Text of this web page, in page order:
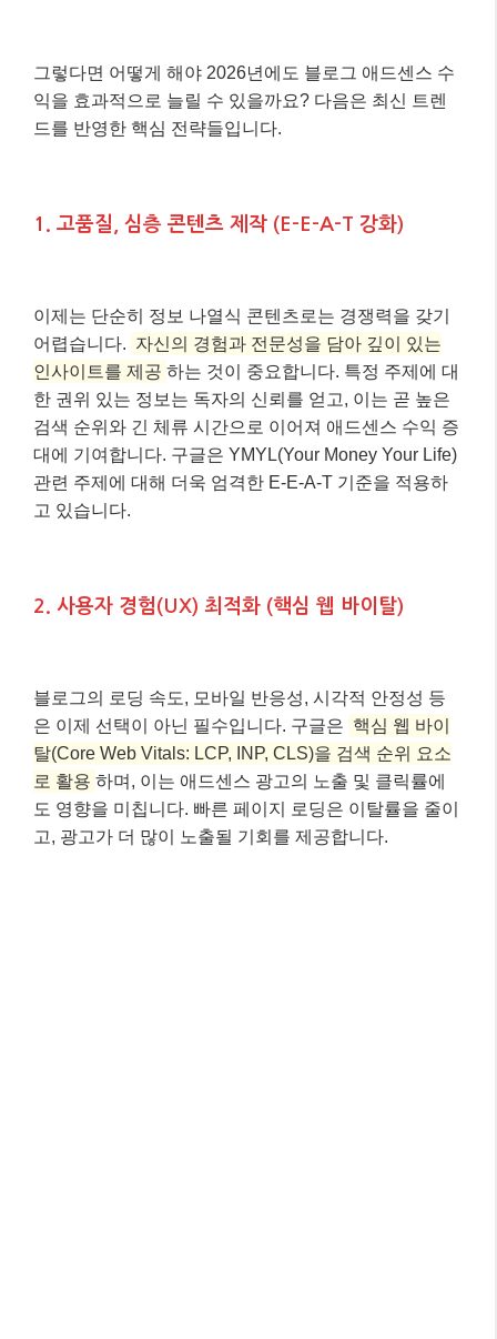
그렇다면 어떻게 해야 2026년에도 블로그 애드센스 수
익을 효과적으로 늘릴 수 있을까요? 다음은 최신 트렌
드를 반영한 핵심 전략들입니다.
1. 고품질, 심층 콘텐츠 제작 (E-E-A-T 강화)
이제는 단순히 정보 나열식 콘텐츠로는 경쟁력을 갖기
어렵습니다. 자신의 경험과 전문성을 담아 깊이 있는
인사이트를 제공 하는 것이 중요합니다. 특정 주제에 대
한 권위 있는 정보는 독자의 신뢰를 얻고, 이는 곧 높은
검색 순위와 긴 체류 시간으로 이어져 애드센스 수익 증
대에 기여합니다. 구글은 YMYL(Your Money Your Life)
관련 주제에 대해 더욱 엄격한 E-E-A-T 기준을 적용하
고 있습니다.
2. 사용자 경험(UX) 최적화 (핵심 웹 바이탈)
블로그의 로딩 속도, 모바일 반응성, 시각적 안정성 등
은 이제 선택이 아닌 필수입니다. 구글은 핵심 웹 바이
탈(Core Web Vitals: LCP, INP, CLS)을 검색 순위 요소
로 활용 하며, 이는 애드센스 광고의 노출 및 클릭률에
도 영향을 미칩니다. 빠른 페이지 로딩은 이탈률을 줄이
고, 광고가 더 많이 노출될 기회를 제공합니다.